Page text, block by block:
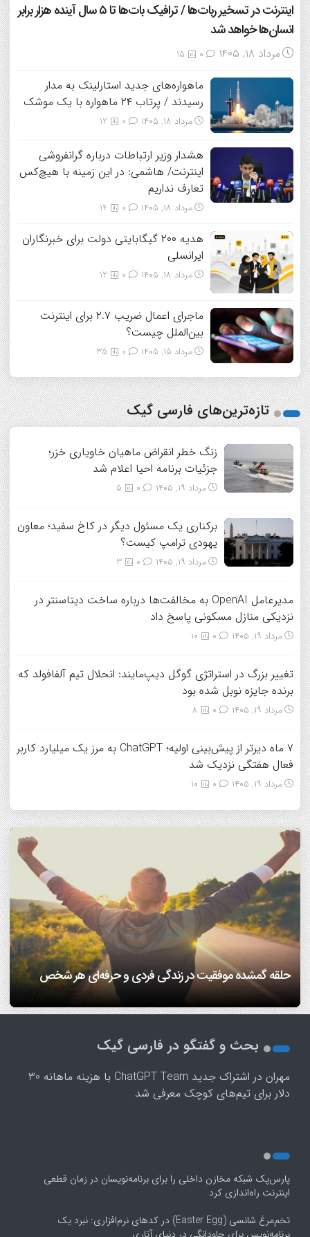
اینترنت در تسخیر ربات‌ها / ترافیک بات‌ها تا ۵ سال آینده هزار برابر
انسان‌ها خواهد شد
مرداد ۱۸, ۱۴۰۵ 15
ماهواره‌های جدید استارلینک به مدار
رسیدند / پرتاب ۲۴ ماهواره با یک موشک
مرداد ۱۸, ۱۴۰۵ 12
هشدار وزیر ارتباطات درباره گرانفروشی
اینترنت/ هاشمی: در این زمینه با هیچ‌کس
تعارف نداریم
مرداد ۱۸, ۱۴۰۵ 14
هدیه ۲۰۰ گیگابایتی دولت برای خبرنگاران
ایرانسلی
مرداد ۱۸, ۱۴۰۵ 12
ماجرای اعمال ضریب ۲.۷ برای اینترنت
بین‌الملل چیست؟
مرداد ۱۵, ۱۴۰۵ 35
تازه‌ترین‌های فارسی گیک
زنگ خطر انقراض ماهیان خاویاری خزر؛
جزئیات برنامه احیا اعلام شد
مرداد ۱۹, ۱۴۰۵ 5
برکناری یک مسئول دیگر در کاخ سفید؛ معاون
یهودی ترامپ کیست؟
مرداد ۱۹, ۱۴۰۵ 3
مدیرعامل OpenAI به مخالفت‌ها درباره ساخت دیتاسنتر در
نزدیکی منازل مسکونی پاسخ داد
مرداد ۱۹, ۱۴۰۵ 10
تغییر بزرگ در استراتژی گوگل دیپ‌مایند: انحلال تیم آلفافولد که
برنده جایزه نوبل شده بود
مرداد ۱۹, ۱۴۰۵ 8
۷ ماه دیرتر از پیش‌بینی اولیه؛ ChatGPT به مرز یک میلیارد کاربر
فعال هفتگی نزدیک شد
مرداد ۱۹, ۱۴۰۵ 10
حلقه گمشده موفقیت در زندگی فردی و حرفه‌ای هر شخص
افراد مضطرب دنیا را متفاوت می بینند!
فرزندپروری با هوش مصنوعی صحیح است یا غلط؟
7 مهارتی که هم همسفر خوب می‌سازه، هم همسر خوب!/
اینفوگرافیک
دانشمندان بعد از سی سال تحقیق می گویند: عشق هم از قوانین
ریاضی پیروی می‌کند!/ ویدئو
1
بحث و گفتگو در فارسی گیک
مهران در
اشتراک جدید ChatGPT Team با هزینه ماهانه 30
دلار برای تیم‌های کوچک معرفی شد
پارس‌پک شبکه مخازن داخلی را برای برنامه‌نویسان در زمان قطعی
اینترنت راه‌اندازی کرد
تخم‌مرغ شانسی (Easter Egg) در کدهای نرم‌افزاری: نبرد یک